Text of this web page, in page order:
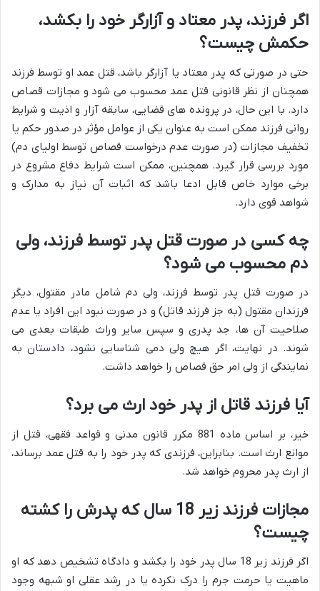
اگر فرزند، پدر معتاد و آزارگر خود را بکشد،
حکمش چیست؟
حتی در صورتی که پدر معتاد یا آزارگر باشد، قتل عمد او توسط فرزند
همچنان از نظر قانونی قتل عمد محسوب می شود و مجازات قصاص
دارد. با این حال، در پرونده های قضایی، سابقه آزار و اذیت و شرایط
روانی فرزند ممکن است به عنوان یکی از عوامل مؤثر در صدور حکم یا
تخفیف مجازات (در صورت عدم درخواست قصاص توسط اولیای دم)
مورد بررسی قرار گیرد. همچنین، ممکن است شرایط دفاع مشروع در
برخی موارد خاص قابل ادعا باشد که اثبات آن نیاز به مدارک و
شواهد قوی دارد.
چه کسی در صورت قتل پدر توسط فرزند، ولی
دم محسوب می شود؟
در صورت قتل پدر توسط فرزند، ولی دم شامل مادر مقتول، دیگر
فرزندان مقتول (به جز فرزند قاتل) و در صورت نبود این افراد یا عدم
صلاحیت آن ها، جد پدری و سپس سایر وراث طبقات بعدی می
شوند. در نهایت، اگر هیچ ولی دمی شناسایی نشود، دادستان به
نمایندگی از ولی امر حق قصاص را خواهد داشت.
آیا فرزند قاتل از پدر خود ارث می برد؟
خیر، بر اساس ماده 881 مکرر قانون مدنی و قواعد فقهی، قتل از
موانع ارث است. بنابراین، فرزندی که پدر خود را به قتل عمد برساند،
از ارث پدر محروم خواهد شد.
مجازات فرزند زیر 18 سال که پدرش را کشته
چیست؟
اگر فرزند زیر 18 سال پدر خود را بکشد و دادگاه تشخیص دهد که او
ماهیت یا حرمت جرم را درک نکرده یا در رشد عقلی او شبهه وجود